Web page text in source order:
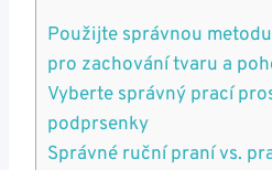
Použijte správnou
pro zachování tvaru a
Vyberte správný prací
podprsenky
Správné ruční praní vs.